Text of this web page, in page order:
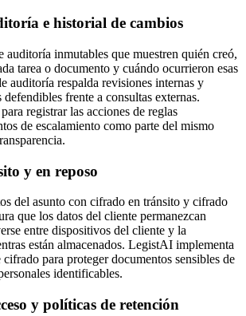
e historial de cambios
auditoría inmutables que muestren quién creó,
tarea o documento y cuándo ocurrieron esas
auditoría respalda revisiones internas y
frente a consultas externas.
registrar las acciones de reglas
de escalamiento como parte del mismo
y en reposo
del asunto con cifrado en tránsito y cifrado
que los datos del cliente permanezcan
entre dispositivos del cliente y la
están almacenados. LegistAI implementa
cifrado para proteger documentos sensibles de
identificables.
y políticas de retención